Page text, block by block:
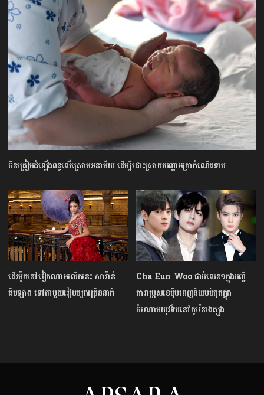
ចិនត្រៀមដំឡើងពន្ធលើស្រោមអនាម័យ ដើម្បីដោះស្រាយបញ្ហាអត្រាកំណើតទាប
ដើរម៉ូតនៅវៀតណាមលើកនេះ សារ៉ាន់
គីមឡាង ទៅជាមួយរៀមច្បងច្រើននាក់
Cha Eun Woo ជាប់លេខ១ក្នុងបញ្ជី
តារាប្រុសខេប៉ុបពេញនិយមបំផុតក្នុង
ចំណោមយុវវ័យនៅកូរ៉េខាងត្បូង